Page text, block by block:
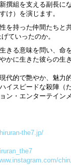
撰組を支える副長に
け）を演じます。
を持った仲間たちと
ていったのか。
きる意味を問い、命
かに生きた彼らの
代的で艶やか、魅力
イスピードな殺陣（
ン・エンターテイン
the7.jp/